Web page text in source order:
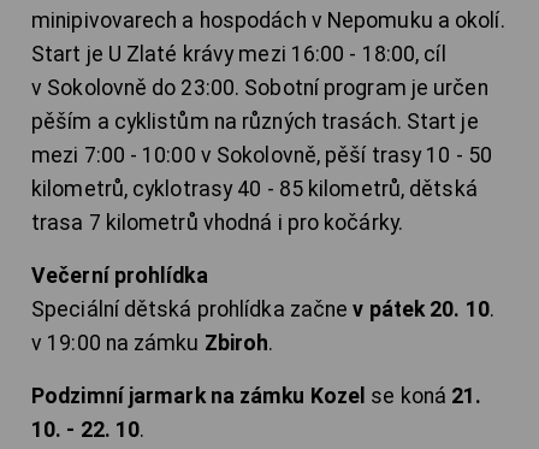
minipivovarech a hospodách v Nepomuku a okolí.
Start je U Zlaté krávy mezi 16:00 - 18:00, cíl
v Sokolovně do 23:00. Sobotní program je určen
pěším a cyklistům na různých trasách. Start je
mezi 7:00 - 10:00 v Sokolovně, pěší trasy 10 - 50
kilometrů, cyklotrasy 40 - 85 kilometrů, dětská
trasa 7 kilometrů vhodná i pro kočárky.
Večerní prohlídka
Speciální dětská prohlídka začnev pátek 20. 10.
v 19:00 na zámku Zbiroh.
Podzimní jarmark na zámku Kozel se koná 21.
10. - 22. 10.